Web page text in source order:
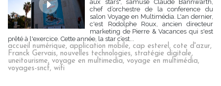
aux stars", s’amuse Claude Bannwarth,
chef d’orchestre de la conference du
salon Voyage en Multimédia. L'an dernier,
c'est Rodolphe Roux, ancien directeur
marketing de Pierre & Vacances qui s'est
prêté à l'exercice. Cette année, la star c’est...
accueil numérique, application mobile, cap esterel, cote d'azur,
Franck Gervais, nouvelles technologies, stratégie digitale,
uneitourisme, voyage en multimedia, voyage en multimédia,
voyages-sncf, wifi